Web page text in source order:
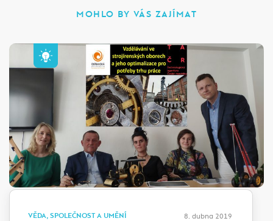
MOHLO BY VÁS ZAJÍMAT
VĚDA, SPOLEČNOST A UMĚNÍ 8. dubna 2019